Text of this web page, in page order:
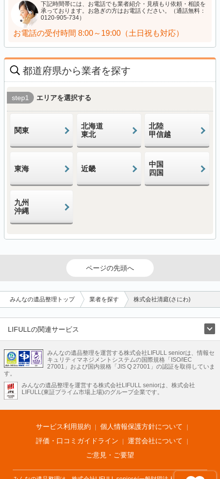
下記時間帯には、お電話でも業者紹介・見積もり依頼・相談を
承っております。お急ぎの方はお電話ください。（通話無料：
0120-905-734）
お電話の受付時間 8:00～19:00（土日祝も対応）
都道府県から業者を探す
step1 エリアを選択する
関東
北海道
東北
北陸
甲信越
東海 近畿
中国
四国
九州
沖縄
ページの先頭へ
みんなの遺品整理トップ 業者を探す 株式会社清庭(さにわ)
LIFULLの関連サービス
不動産・住宅
引越し 老人ホーム 地方創生 ママの就労支援
不動産クラウドファンディング 遺品整理 老後の暮らし情報
LIFULL HOME'Sのサービス
不動産・住宅
不動産査定 マンション専門売却査定 不動産投資 アドバイザー
不動産アーカイブ
空き家バンク 家賃相場 不動産会社
まちむすび
不動産用語集 住まいのお役立ち情報
LIFULL HOME'S PRESS
アプリ 不動産データ 不動産転職
みんなの遺品整理を運営する株式会社LIFULL seniorは、情報セ
キュリティマネジメントシステムの国際規格「ISO/IEC
27001」および国内規格「JIS Q 27001」の認証を取得していま
す。
みんなの遺品整理を運営する株式会社LIFULL seniorは、株式会社
LIFULL(東証プライム市場上場)のグループ企業です。
サービス利用規約
個人情報保護方針について
評価・口コミガイドライン
運営会社について
ご意見・ご要望